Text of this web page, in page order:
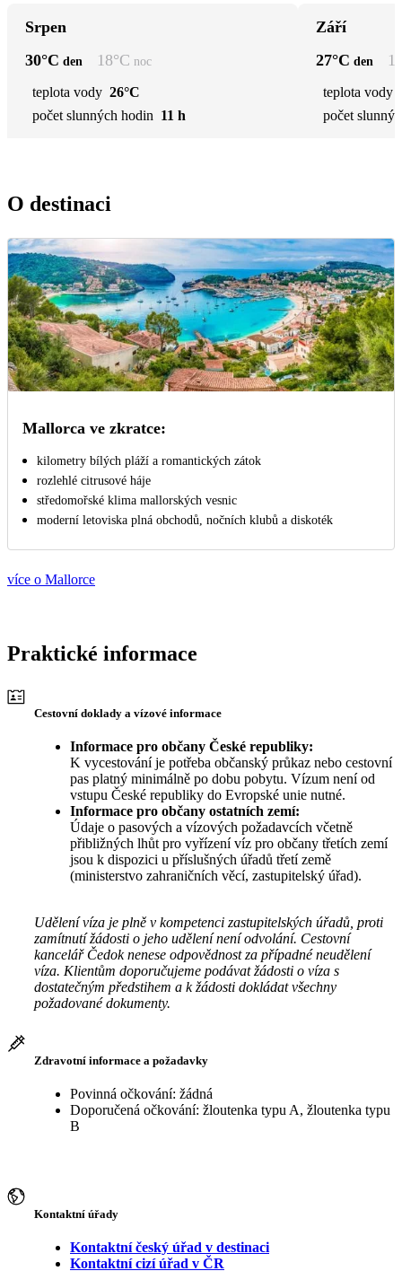
Srpen
30°C den 18°C noc
teplota vody 26°C
počet slunných hodin 11 h
Září
27°C den
teplota vody
počet
O destinaci
Mallorca ve zkratce:
kilometry bílých pláží a romantických zátok
rozlehlé citrusové háje
středomořské klima mallorských vesnic
moderní letoviska plná obchodů, nočních klubů a diskoték
více o Mallorce
Praktické informace
Cestovní doklady a vízové informace
Informace pro občany České republiky:
K vycestování je potřeba občanský průkaz nebo cestovní
pas platný minimálně po dobu pobytu. Vízum není od
vstupu České republiky do Evropské unie nutné.
Informace pro občany ostatních zemí:
Údaje o pasových a vízových požadavcích včetně
přibližných lhůt pro vyřízení víz pro občany třetích zemí
jsou k dispozici u příslušných úřadů třetí země
(ministerstvo zahraničních věcí, zastupitelský úřad).
Udělení víza je plně v kompetenci zastupitelských úřadů, proti
zamítnutí žádosti o jeho udělení není odvolání. Cestovní
kancelář Čedok nenese odpovědnost za případné neudělení
víza. Klientům doporučujeme podávat žádosti o víza s
dostatečným předstihem a k žádosti dokládat všechny
požadované dokumenty.
Zdravotní informace a požadavky
Povinná očkování: žádná
Doporučená očkování: žloutenka typu A, žloutenka typu
B
Kontaktní úřady
Kontaktní český úřad v destinaci
Kontaktní cizí úřad v ČR